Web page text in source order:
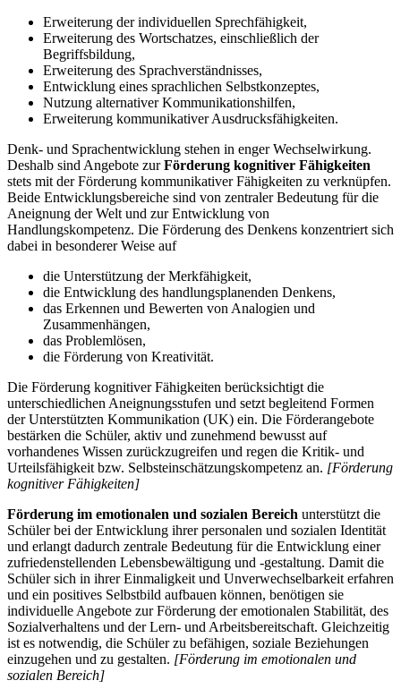
Erweiterung der individuellen Sprechfähigkeit,
Erweiterung des Wortschatzes, einschließlich der
Begriffsbildung,
Erweiterung des Sprachverständnisses,
Entwicklung eines sprachlichen Selbstkonzeptes,
Nutzung alternativer Kommunikationshilfen,
Erweiterung kommunikativer Ausdrucksfähigkeiten.
Denk- und Sprachentwicklung stehen in enger Wechselwirkung.
Deshalb sind Angebote zurFörderung kognitiver Fähigkeiten
stets mit der Förderung kommunikativer Fähigkeiten zu verknüpfen.
Beide Entwicklungsbereiche sind von zentraler Bedeutung für die
Aneignung der Welt und zur Entwicklung von
Handlungskompetenz. Die Förderung des Denkens konzentriert sich
dabei in besonderer Weise auf
die Unterstützung der Merkfähigkeit,
die Entwicklung des handlungsplanenden Denkens,
das Erkennen und Bewerten von Analogien und
Zusammenhängen,
das Problemlösen,
die Förderung von Kreativität.
Die Förderung kognitiver Fähigkeiten berücksichtigt die
unterschiedlichen Aneignungsstufen und setzt begleitend Formen
der Unterstützten Kommunikation (UK) ein. Die Förderangebote
bestärken die Schüler, aktiv und zunehmend bewusst auf
vorhandenes Wissen zurückzugreifen und regen die Kritik- und
Urteilsfähigkeit bzw. Selbsteinschätzungskompetenz an. [Förderung
kognitiver Fähigkeiten]
Förderung im emotionalen und sozialen Bereich unterstützt die
Schüler bei der Entwicklung ihrer personalen und sozialen Identität
und erlangt dadurch zentrale Bedeutung für die Entwicklung einer
zufriedenstellenden Lebensbewältigung und -gestaltung. Damit die
Schüler sich in ihrer Einmaligkeit und Unverwechselbarkeit erfahren
und ein positives Selbstbild aufbauen können, benötigen sie
individuelle Angebote zur Förderung der emotionalen Stabilität, des
Sozialverhaltens und der Lern- und Arbeitsbereitschaft. Gleichzeitig
ist es notwendig, die Schüler zu befähigen, soziale Beziehungen
einzugehen und zu gestalten. [Förderung im emotionalen und
sozialen Bereich]